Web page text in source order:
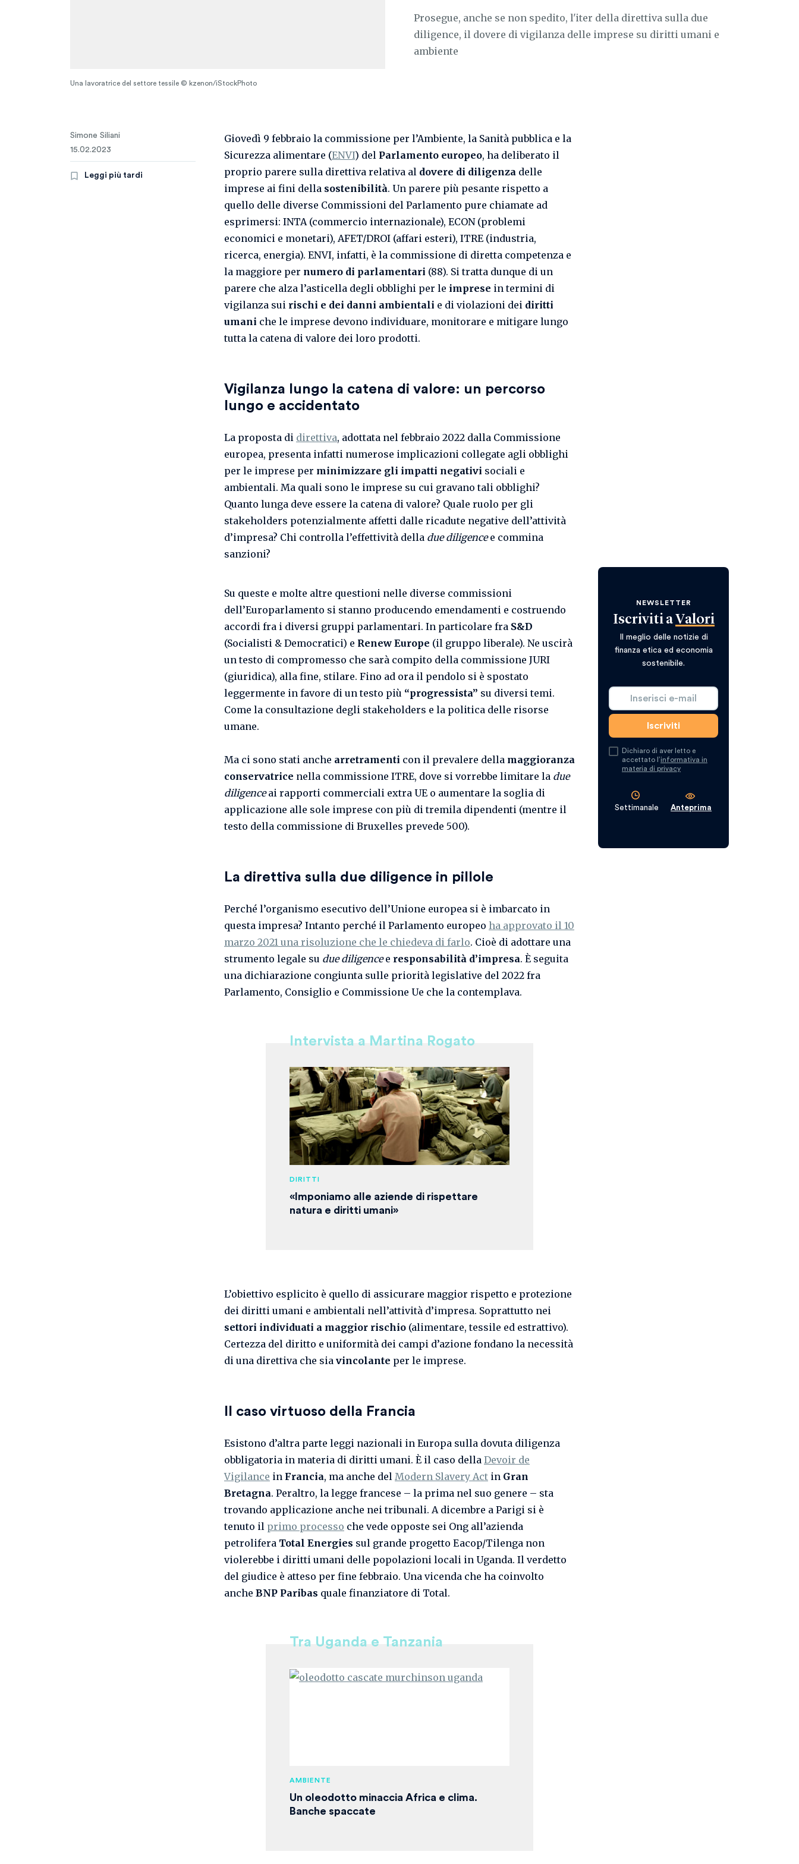
Prosegue, anche se non spedito, l'iter della direttiva sulla due
diligence, il dovere di vigilanza delle imprese su diritti umani e
ambiente
Una lavoratrice del settore tessile © kzenon/iStockPhoto
Simone Siliani
15.02.2023
Leggi più tardi
Giovedì 9 febbraio la commissione per l’Ambiente, la Sanità pubblica e la
Sicurezza alimentare (ENVI) del Parlamento europeo, ha deliberato il
proprio parere sulla direttiva relativa al dovere di diligenza delle
imprese ai fini della sostenibilità. Un parere più pesante rispetto a
quello delle diverse Commissioni del Parlamento pure chiamate ad
esprimersi: INTA (commercio internazionale), ECON (problemi
economici e monetari), AFET/DROI (affari esteri), ITRE (industria,
ricerca, energia). ENVI, infatti, è la commissione di diretta competenza e
la maggiore per numero di parlamentari (88). Si tratta dunque di un
parere che alza l’asticella degli obblighi per le imprese in termini di
vigilanza sui rischi e dei danni ambientali e di violazioni dei diritti
umani che le imprese devono individuare, monitorare e mitigare lungo
tutta la catena di valore dei loro prodotti.
Vigilanza lungo la catena di valore: un percorso
lungo e accidentato
La proposta di direttiva, adottata nel febbraio 2022 dalla Commissione
europea, presenta infatti numerose implicazioni collegate agli obblighi
per le imprese per minimizzare gli impatti negativi sociali e
ambientali. Ma quali sono le imprese su cui gravano tali obblighi?
Quanto lunga deve essere la catena di valore? Quale ruolo per gli
stakeholders potenzialmente affetti dalle ricadute negative dell’attività
d’impresa? Chi controlla l’effettività della due diligencee commina
sanzioni?
NEWSLETTER
Iscriviti a Valori
Il meglio delle notizie di
finanza etica ed economia
sostenibile.
Dichiaro di aver letto e
accettato l’informativa in
materia di privacy
Settimanale Anteprima
Su queste e molte altre questioni nelle diverse commissioni
dell’Europarlamento si stanno producendo emendamenti e costruendo
accordi fra i diversi gruppi parlamentari. In particolare fra S&D
(Socialisti & Democratici) e Renew Europe (il gruppo liberale). Ne uscirà
un testo di compromesso che sarà compito della commissione JURI
(giuridica), alla fine, stilare. Fino ad ora il pendolo si è spostato
leggermente in favore di un testo più “progressista” su diversi temi.
Come la consultazione degli stakeholders e la politica delle risorse
umane.
Ma ci sono stati anche arretramenti con il prevalere della maggioranza
conservatrice nella commissione ITRE, dove si vorrebbe limitare la due
diligenceai rapporti commerciali extra UE o aumentare la soglia di
applicazione alle sole imprese con più di tremila dipendenti (mentre il
testo della commissione di Bruxelles prevede 500).
La direttiva sulla due diligence in pillole
Perché l’organismo esecutivo dell’Unione europea si è imbarcato in
questa impresa? Intanto perché il Parlamento europeo ha approvato il 10
marzo 2021 una risoluzione che le chiedeva di farlo. Cioè di adottare una
strumento legale su due diligencee responsabilità d’impresa. È seguita
una dichiarazione congiunta sulle priorità legislative del 2022 fra
Parlamento, Consiglio e Commissione Ue che la contemplava.
Intervista a Martina Rogato
DIRITTI
«Imponiamo alle aziende di rispettare
natura e diritti umani»
L’obiettivo esplicito è quello di assicurare maggior rispetto e protezione
dei diritti umani e ambientali nell’attività d’impresa. Soprattutto nei
settori individuati a maggior rischio (alimentare, tessile ed estrattivo).
Certezza del diritto e uniformità dei campi d’azione fondano la necessità
di una direttiva che sia vincolante per le imprese.
Il caso virtuoso della Francia
Esistono d’altra parte leggi nazionali in Europa sulla dovuta diligenza
obbligatoria in materia di diritti umani. È il caso della Devoir de
Vigilance in Francia, ma anche del Modern Slavery Act in Gran
Bretagna. Peraltro, la legge francese – la prima nel suo genere – sta
trovando applicazione anche nei tribunali. A dicembre a Parigi si è
tenuto il primo processo che vede opposte sei Ong all’azienda
petrolifera Total Energies sul grande progetto Eacop/Tilenga non
violerebbe i diritti umani delle popolazioni locali in Uganda. Il verdetto
del giudice è atteso per fine febbraio. Una vicenda che ha coinvolto
anche BNP Paribas quale finanziatore di Total.
Tra Uganda e Tanzania
AMBIENTE
Un oleodotto minaccia Africa e clima.
Banche spaccate